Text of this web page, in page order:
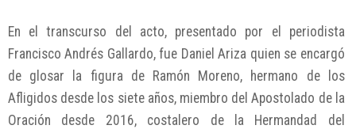
En el transcurso del acto, presentado por el periodista
Francisco Andrés Gallardo, fue Daniel Ariza quien se encargó
de glosar la figura de Ramón Moreno, hermano de los
Afligidos desde los siete años, miembro del Apostolado de la
Oración desde 2016, costalero de la Hermandad del